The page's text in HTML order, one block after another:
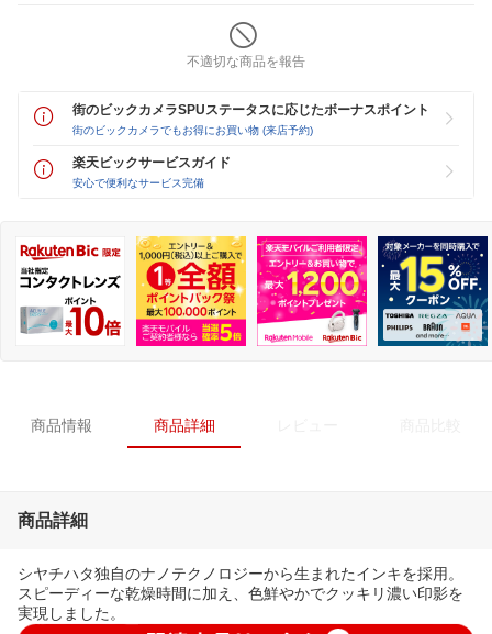
不適切な商品を報告
街のビックカメラSPUステータスに応じたボーナスポイント
街のビックカメラでもお得にお買い物 (来店予約)
楽天ビックサービスガイド
安心で便利なサービス完備
商品情報 商品詳細
商品詳細
シヤチハタ独自のナノテクノロジーから生まれたインキを採用。
スピーディーな乾燥時間に加え、色鮮やかでクッキリ濃い印影を
実現しました。